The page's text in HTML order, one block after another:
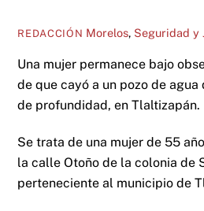
REDACCIÓN Morelos, Seguridad y
Una mujer permanece bajo
de que cayó a un pozo de
de profundidad, en Tlaltizapán.
Se trata de una mujer de 55
la calle Otoño de la colonia de
perteneciente al municipio de